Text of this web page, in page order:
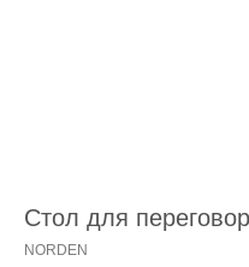
Стол для
NORDEN